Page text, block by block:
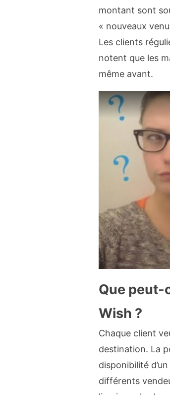
montant sont
« nouveaux
Les clients
notent que les
même avant.
Que peut-
Wish ?
Chaque client
destination. La
disponibilité
différents